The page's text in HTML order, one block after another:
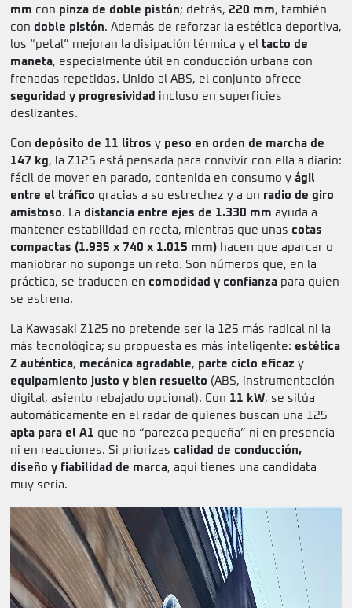
mm con pinza de doble pistón; detrás, 220 mm, también
con doble pistón. Además de reforzar la estética deportiva,
los “petal” mejoran la disipación térmica y el tacto de
maneta, especialmente útil en conducción urbana con
frenadas repetidas. Unido al ABS, el conjunto ofrece
seguridad y progresividad incluso en superficies
deslizantes.
Con depósito de 11 litros y peso en orden de marcha de
147 kg, la Z125 está pensada para convivir con ella a diario:
fácil de mover en parado, contenida en consumo y ágil
entre el tráfico gracias a su estrechez y a un radio de giro
amistoso. La distancia entre ejes de 1.330 mm ayuda a
mantener estabilidad en recta, mientras que unas cotas
compactas (1.935 x 740 x 1.015 mm) hacen que aparcar o
maniobrar no suponga un reto. Son números que, en la
práctica, se traducen en comodidad y confianza para quien
se estrena.
La Kawasaki Z125 no pretende ser la 125 más radical ni la
más tecnológica; su propuesta es más inteligente: estética
Z auténtica, mecánica agradable, parte ciclo eficaz y
equipamiento justo y bien resuelto (ABS, instrumentación
digital, asiento rebajado opcional). Con 11 kW, se sitúa
automáticamente en el radar de quienes buscan una 125
apta para el A1 que no “parezca pequeña” ni en presencia
ni en reacciones. Si priorizas calidad de conducción,
diseño y fiabilidad de marca, aquí tienes una candidata
muy seria.